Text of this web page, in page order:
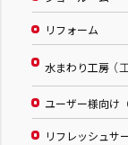
リフォーム
水まわり工房 （
ユーザー様向け
リフレッシュサ